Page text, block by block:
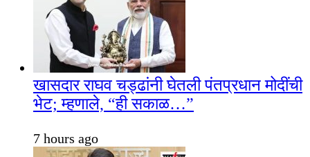
खासदार राघव चड्ढांनी घेतली पंतप्रधान मोदींची
भेट; म्हणाले, “ही सकाळ…”
7 hours ago